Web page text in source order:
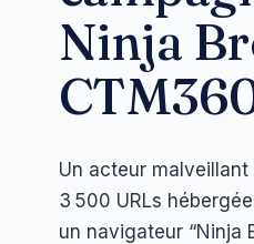
Ninja
Un acteur
3 500 URLs
un navigateur “Ninja